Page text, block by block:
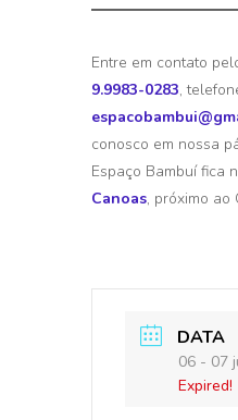
Entre em contato
9.9983-0283,
conosco em nossa
Espaço Bambuí fica
Canoas, próximo ao
DATA
06 - 07
Expired!